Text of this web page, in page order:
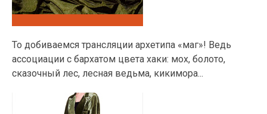
То добиваемся трансляции архетипа «маг»! Ведь
ассоциации с бархатом цвета хаки: мох, болото,
сказочный лес, лесная ведьма, кикимора...